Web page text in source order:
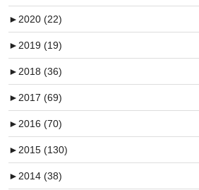
►2020 (22)
►2019 (19)
►2018 (36)
►2017 (69)
►2016 (70)
►2015 (130)
►2014 (38)